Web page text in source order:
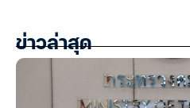
ข่าวล่าสุด